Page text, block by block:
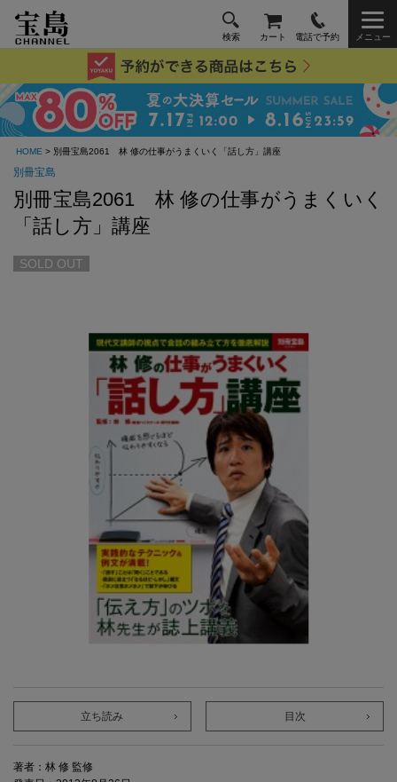
検索 カート 電話で予約 メニュー
HOME > 別冊宝島2061 林 修の仕事がうまくいく「話し方」講座
別冊宝島
別冊宝島2061 林 修の仕事がうまくいく
「話し方」講座
SOLD OUT
立ち読み 目次
著者：林 修 監修